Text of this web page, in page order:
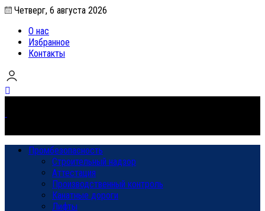
Четверг, 6 августа 2026
О нас
Избранное
Контакты
Промбезопасность
Строительный надзор
Аттестация
Производственный контроль
Канатные дороги
Лифты